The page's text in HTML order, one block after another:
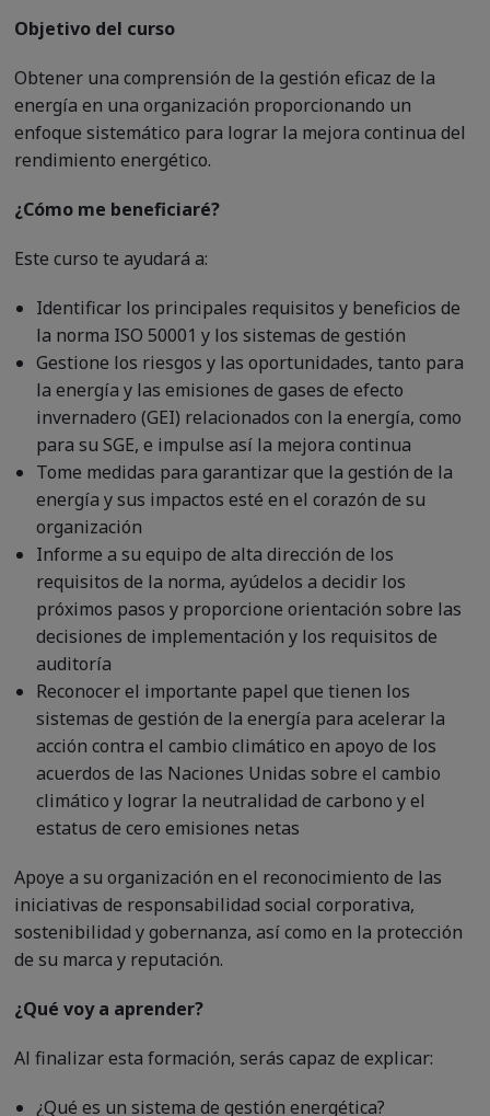
Objetivo del curso
Obtener una comprensión de la gestión eficaz de la
energía en una organización proporcionando un
enfoque sistemático para lograr la mejora continua del
rendimiento energético.
¿Cómo me beneficiaré?
Este curso te ayudará a:
Identificar los principales requisitos y beneficios de
la norma ISO 50001 y los sistemas de gestión
Gestione los riesgos y las oportunidades, tanto para
la energía y las emisiones de gases de efecto
invernadero (GEI) relacionados con la energía, como
para su SGE, e impulse así la mejora continua
Tome medidas para garantizar que la gestión de la
energía y sus impactos esté en el corazón de su
organización
Informe a su equipo de alta dirección de los
requisitos de la norma, ayúdelos a decidir los
próximos pasos y proporcione orientación sobre las
decisiones de implementación y los requisitos de
auditoría
Reconocer el importante papel que tienen los
sistemas de gestión de la energía para acelerar la
acción contra el cambio climático en apoyo de los
acuerdos de las Naciones Unidas sobre el cambio
climático y lograr la neutralidad de carbono y el
estatus de cero emisiones netas
Apoye a su organización en el reconocimiento de las
iniciativas de responsabilidad social corporativa,
sostenibilidad y gobernanza, así como en la protección
de su marca y reputación.
¿Qué voy a aprender?
Al finalizar esta formación, serás capaz de explicar:
¿Qué es un sistema de gestión energética?